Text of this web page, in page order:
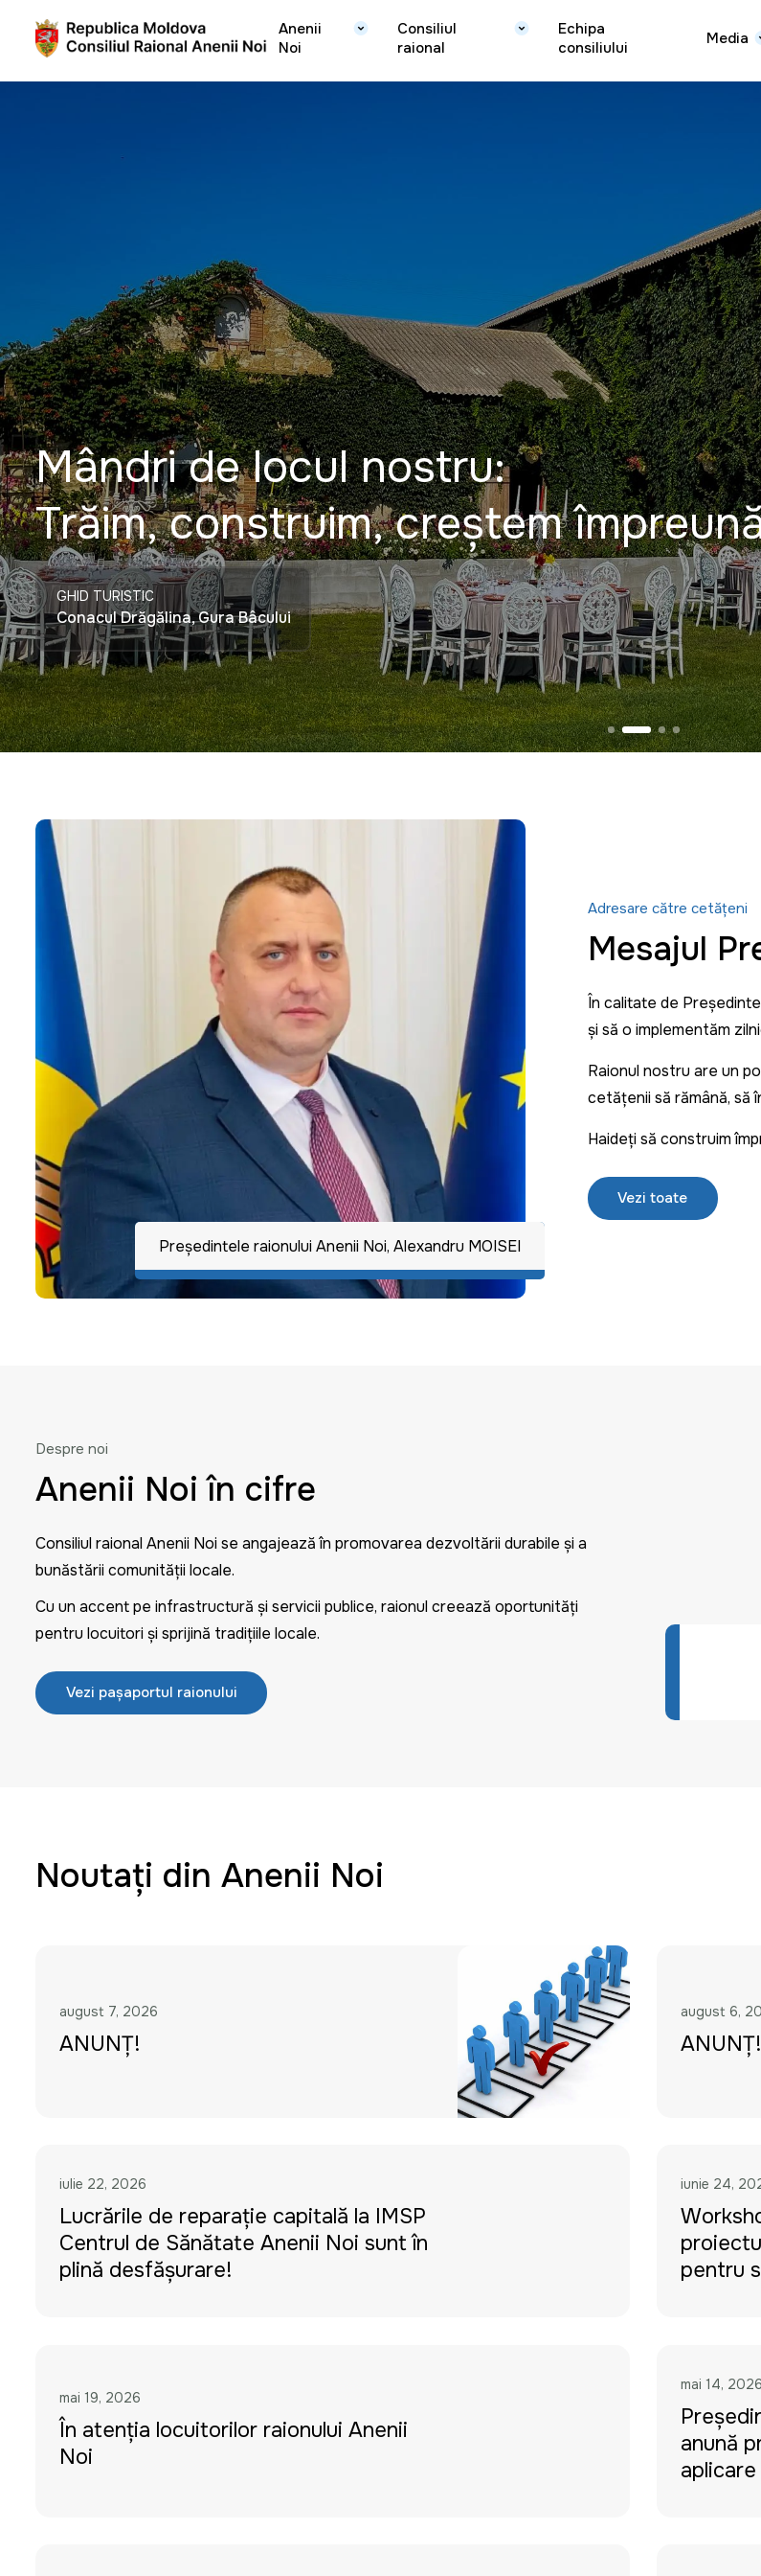
Anenii
Noi
Consiliul
raional
Echipa
consiliului
Media
Mândri de locul nostru:
Trăim, construim, creștem
GHID TURISTIC
Carlevana Winery
Adresare către cetățeni
Mesajul
În calitate de
și să o implementăm
Raionul nostru are un
cetățenii să rămână, să
Haideți să construim
Vezi toate
Preşedintele raionului Anenii Noi, Alexandru MOISEI
Despre noi
Anenii Noi în cifre
Consiliul raional Anenii Noi se angajează în promovarea dezvoltării durabile și a
bunăstării comunității locale.
Cu un accent pe infrastructură și servicii publice, raionul creează oportunități
pentru locuitori și sprijină tradițiile locale.
Vezi pașaportul raionului
Noutați din Anenii Noi
august 7, 2026
ANUNȚ!
august 6,
ANUNȚ!
iulie 22, 2026
Lucrările de reparație capitală la IMSP
Centrul de Sănătate Anenii Noi sunt în
plină desfășurare!
iunie 24,
pentru
mai 19, 2026
În atenția locuitorilor raionului Anenii
Noi
mai 14, 2026
anunță